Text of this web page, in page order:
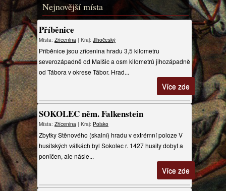
Nejnovější místa
Příběnice
Místa: Zřícenina | Kraj: Jihočeský
Příběnice jsou zřícenina hradu 3,5 kilometru
severozápadně od Malšic a osm kilometrů jihozápadně
od Tábora v okrese Tábor. Hrad...
Více zde
SOKOLEC něm. Falkenstein
Místa: Zřícenina | Kraj: Polsko
Zbytky Stěnového (skalní) hradu v extrémní poloze V
husitských válkách byl Sokolec r. 1427 husity dobyt a
poničen, ale násle...
Více zde